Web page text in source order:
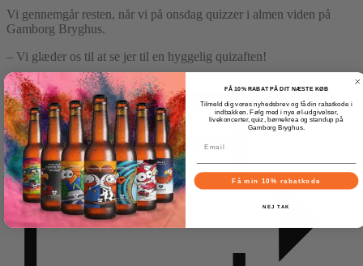
Vi gennemgår resten, når vi på onsdag quizzer i almen viden på
Gamborg Bryghus.
– Vi glæder os til at se jer til en hyggelig quizaften!
FÅ 10% RABAT PÅ DIT NÆSTE KØB
Tilmeld dig vores nyhedsbrev og få din rabatkode i
indbakken. Følg med i nye øl-udgivelser,
livekoncerter, quiz, børnekrea og standup på
Gamborg Bryghus.
Få min 10% rabatkode
NEJ TAK